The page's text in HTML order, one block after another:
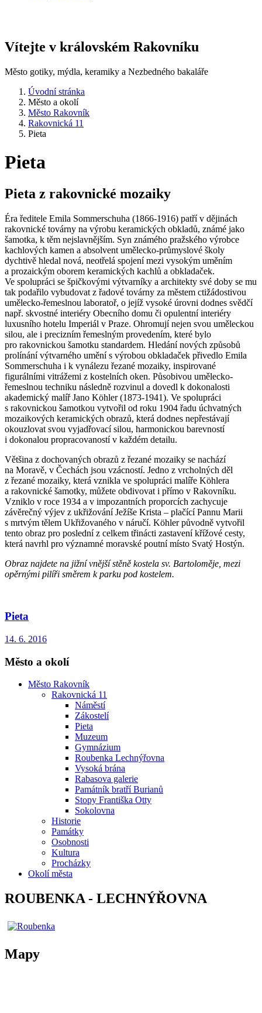
Vítejte v královském Rakovníku
Město gotiky, mýdla, keramiky a Nezbedného bakaláře
Úvodní stránka
Město a okolí
Město Rakovník
Rakovnická 11
Pieta
Pieta
Pieta z rakovnické mozaiky
Éra ředitele Emila Sommerschuha (1866-1916) patří v dějinách
rakovnické továrny na výrobu keramických obkladů, známé jako
šamotka, k těm nejslavnějším. Syn známého pražského výrobce
kachlových kamen a absolvent umělecko-průmyslové školy
dychtivě hledal nová, neotřelá spojení mezi vysokým uměním
a prozaickým oborem keramických kachlů a obkladaček.
Ve spolupráci se špičkovými výtvarníky a architekty své doby se mu
tak podařilo vybudovat z řadové továrny za městem ctižádostivou
umělecko-řemeslnou laboratoř, o jejíž vysoké úrovni dodnes svědčí
např. skvostné interiéry Obecního domu či opulentní interiéry
luxusního hotelu Imperiál v Praze. Ohromují nejen svou uměleckou
silou, ale i precizním řemeslným provedením, které bylo
pro rakovnickou šamotku standardem. Hledání nových způsobů
prolínání výtvarného umění s výrobou obkladaček přivedlo Emila
Sommerschuha i k vynálezu řezané mozaiky, inspirované
figurálními vitrážemi z kostelních oken. Působivou umělecko-
řemeslnou techniku následně rozvinul a dovedl k dokonalosti
akademický malíř Jano Köhler (1873-1941). Ve spolupráci
s rakovnickou šamotkou vytvořil od roku 1904 řadu úchvatných
mozaikových keramických obrazů, která dodnes nepřestávají
okouzlovat svou vyjadřovací silou, harmonickou barevností
i dokonalou propracovaností v každém detailu.
Většina z dochovaných obrazů z řezané mozaiky se nachází
na Moravě, v Čechách jsou vzácností. Jedno z vrcholných děl
z řezané mozaiky, která vznikla ve spolupráci malíře Köhlera
a rakovnické šamotky, můžete obdivovat i přímo v Rakovníku.
Vzniklo v roce 1934 a v impozantních proporcích zachycuje
závěrečný výjev z ukřižování Ježíše Krista – plačící Pannu Marii
s mrtvým tělem Ukřižovaného v náručí. Köhler původně vytvořil
tento obraz pro poslední z celkem třinácti zastavení křížové cesty,
která navrhl pro významné moravské poutní místo Svatý Hostýn.
Obraz najdete na jižní vnější stěně kostela sv. Bartoloměje, mezi
opěrnými pilíři směrem k parku pod kostelem.
Pieta
14. 6. 2016
Město a okolí
Město Rakovník
Rakovnická 11
Náměstí
Zákostelí
Pieta
Muzeum
Gymnázium
Roubenka Lechnýřovna
Vysoká brána
Rabasova galerie
Památník bratří Burianů
Stopy Františka Otty
Sokolovna
Historie
Památky
Osobnosti
Kultura
Procházky
Okolí města
ROUBENKA - LECHNÝŘOVNA
Mapy